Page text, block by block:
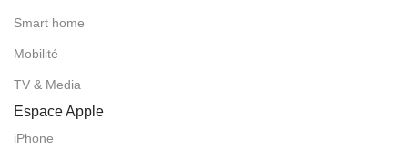
Smart home
Mobilité
TV & Media
Espace Apple
iPhone